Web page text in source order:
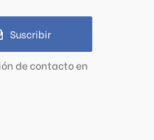
Suscribir
de contacto en